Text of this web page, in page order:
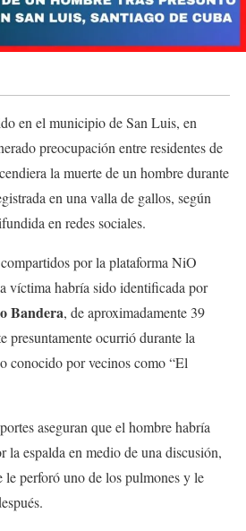
en el municipio de San Luis, en
preocupación entre residentes de
la muerte de un hombre durante
en una valla de gallos, según
en redes sociales.
por la plataforma NiO
víctima habría sido identificada por
Bandera, de aproximadamente 39
presuntamente ocurrió durante la
conocido por vecinos como “El
aseguran que el hombre habría
la espalda en medio de una discusión,
le perforó uno de los pulmones y le